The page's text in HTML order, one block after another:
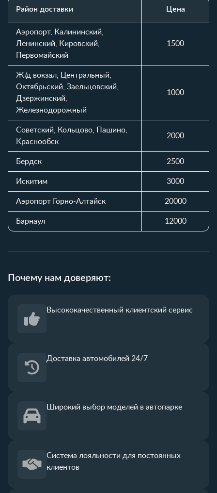
Таблица стоимости доставки автомобиля по районам и
Район доставки Цена
Аэропорт, Калининский,
Ленинский, Кировский,
Первомайский
1500
Ж/д вокзал, Центральный,
Октябрьский, Заельцовский,
Дзержинский,
Железнодорожный
1000
Советский, Кольцово, Пашино,
Краснообск
2000
Бердск 2500
Искитим 3000
Аэропорт Горно-Алтайск 20000
Барнаул 12000
Почему нам доверяют:
Высококачественный клиентский сервис
Доставка автомобилей 24/7
Широкий выбор моделей в автопарке
Система лояльности для постоянных
клиентов